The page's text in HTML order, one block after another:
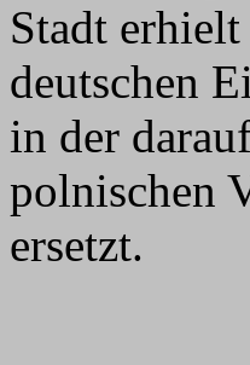
Stadt
deutschen
in der
polnischen
ersetzt.